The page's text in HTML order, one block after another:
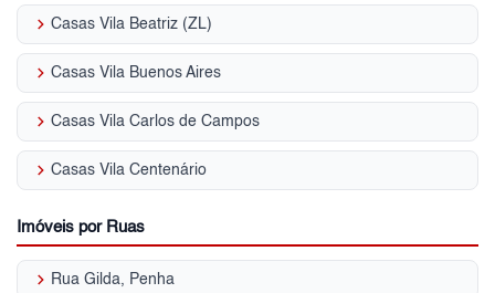
keyboard_arrow_right Casas Vila Beatriz (ZL)
keyboard_arrow_right Casas Vila Buenos Aires
keyboard_arrow_right Casas Vila Carlos de Campos
keyboard_arrow_right Casas Vila Centenário
Imóveis por Ruas
keyboard_arrow_right Rua Gilda, Penha